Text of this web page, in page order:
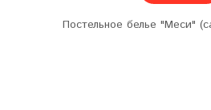
Постельное белье "Меси"